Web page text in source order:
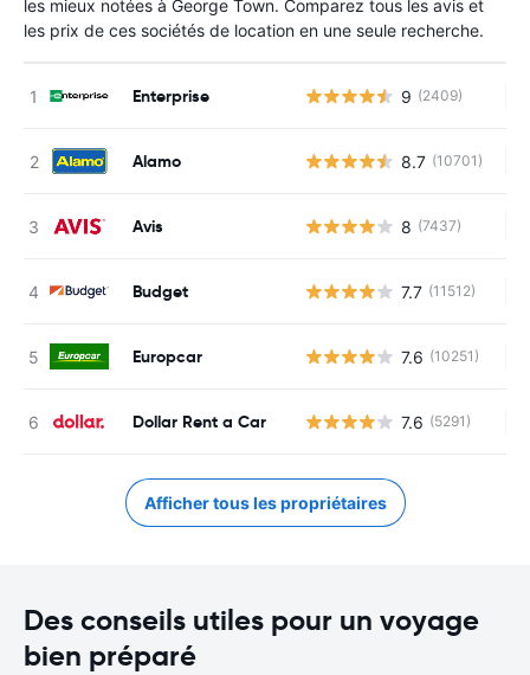
les mieux notées à George Town. Comparez tous les avis et
les prix de ces sociétés de location en une seule recherche.
Enterprise 9 (2409)
Alamo 8.7 (10701)
Avis 8 (7437)
Budget 7.7 (11512)
Europcar 7.6 (10251)
Dollar Rent a Car 7.6 (5291)
Afficher tous les propriétaires
Des conseils utiles pour un voyage
bien préparé